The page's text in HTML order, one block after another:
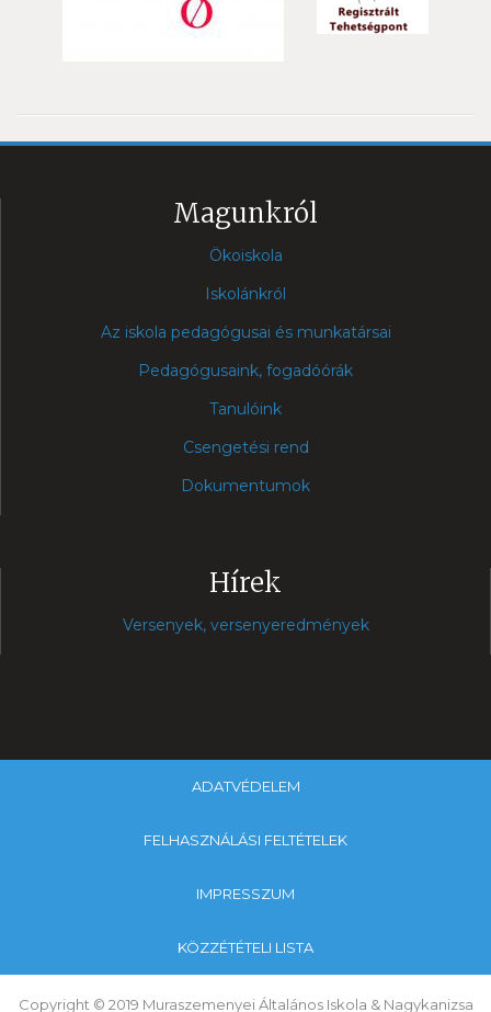
Magunkról
Ökoiskola
Iskolánkról
Az iskola pedagógusai és munkatársai
Pedagógusaink, fogadóórák
Tanulóink
Csengetési rend
Dokumentumok
Hírek
Versenyek, versenyeredmények
ADATVÉDELEM
FELHASZNÁLÁSI FELTÉTELEK
IMPRESSZUM
KÖZZÉTÉTELI LISTA
Copyright © 2019 Muraszemenyei Általános Iskola & Nagykanizsa